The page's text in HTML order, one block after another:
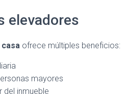
elevadores
ofrece múltiples beneficios:
mayores
del inmueble